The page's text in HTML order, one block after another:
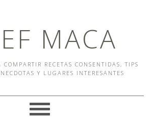
MACA
RECETAS CONSENTIDAS, TIPS
Y LUGARES INTERESANTES